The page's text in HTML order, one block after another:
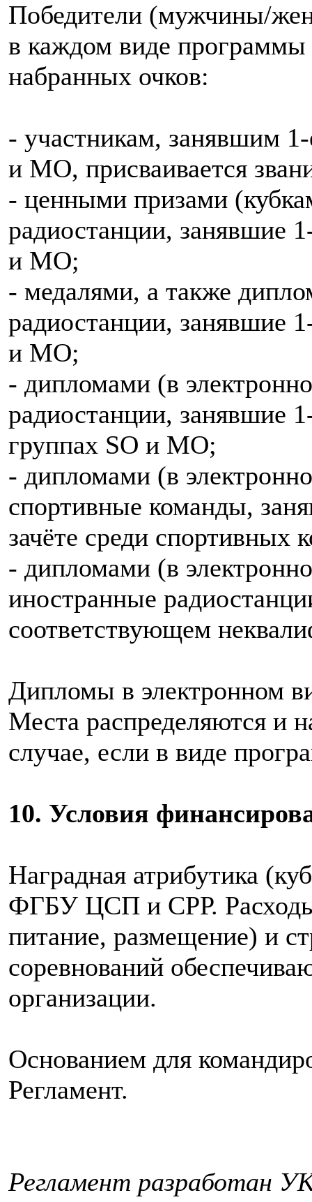
Победители (мужчины/
в каждом виде
набранных очков:
- участникам, занявшим
и MO, присваивается
- ценными призами
радиостанции, занявшие
и MO;
- медалями, а также
радиостанции, занявшие
и MO;
- дипломами (в
радиостанции, занявшие
группах SO и МО;
- дипломами (в
спортивные команды,
зачёте среди спортивных
- дипломами (в
иностранные
соответствующем
Дипломы в электронном
Места распределяются и
случае, если в виде
10. Условия
Наградная атрибутика
ФГБУ ЦСП и СРР.
питание, размещение) и
соревнований
организации.
Основанием для
Регламент.
Регламент разработан